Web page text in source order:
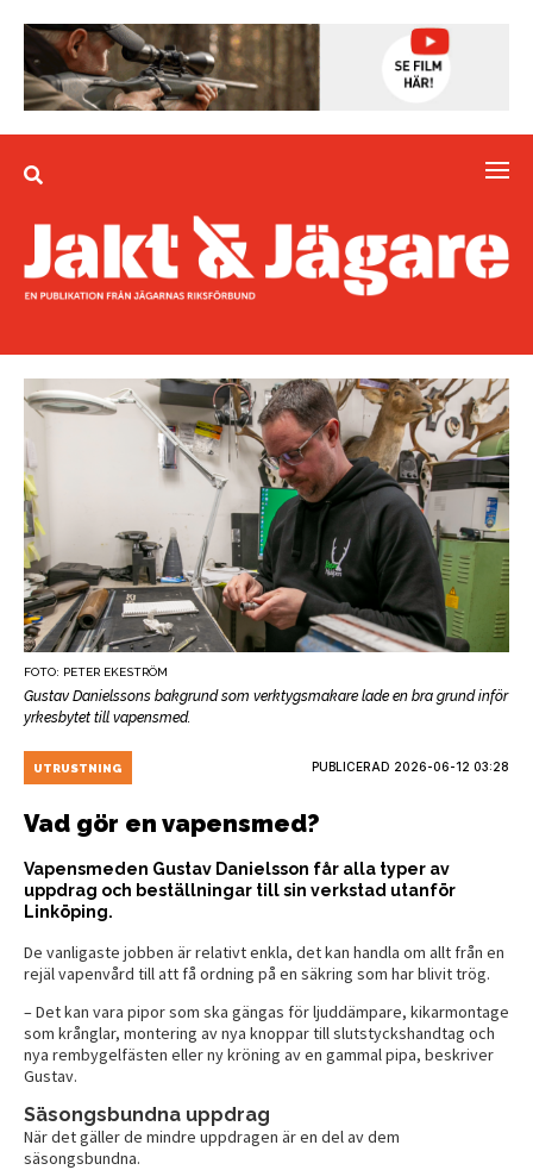
FOTO: PETER EKESTRÖM
Gustav Danielssons bakgrund som verktygsmakare lade en bra grund inför
yrkesbytet till vapensmed.
UTRUSTNING PUBLICERAD 2026-06-12 03:28
Vad gör en vapensmed?
Vapensmeden Gustav Danielsson får alla typer av
uppdrag och beställningar till sin verkstad utanför
Linköping.
De vanligaste jobben är relativt enkla, det kan handla om allt från en
rejäl vapenvård till att få ordning på en säkring som har blivit trög.
– Det kan vara pipor som ska gängas för ljuddämpare, kikarmontage
som krånglar, montering av nya knoppar till slutstyckshandtag och
nya rembygelfästen eller ny kröning av en gammal pipa, beskriver
Gustav.
Säsongsbundna uppdrag
När det gäller de mindre uppdragen är en del av dem
säsongsbundna.